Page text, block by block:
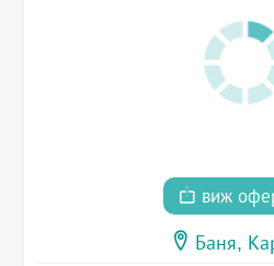
виж
Баня,